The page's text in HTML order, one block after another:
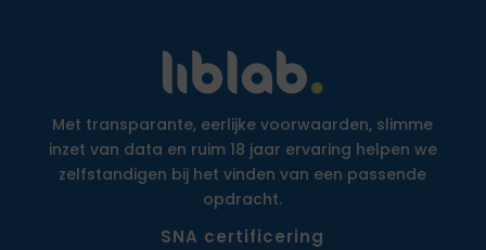
Met transparante, eerlijke voorwaarden, slimme
inzet van data en ruim 18 jaar ervaring helpen we
zelfstandigen bij het vinden van een passende
opdracht.
SNA certificering